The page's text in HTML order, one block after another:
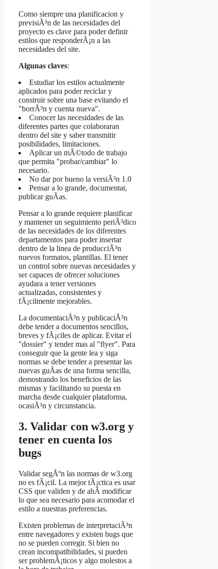
Como siempre una planificacion y
previsiÃ³n de las necesidades del
proyecto es clave para poder definir
estilos que responderÃ¡n a las
necesidades del site.
Algunas claves:
Estudiar los estilos actualmente
aplicados para poder reciclar y
construir sobre una base evitando el
"borrÃ³n y cuenta nueva".
Conocer las necesidades de las
diferentes partes que colaboraran
dentro del site y saber transmitir
posibilidades, limitaciones.
Aplicar un mÃ©todo de trabajo
que permita "probar/cambiar" lo
necesario.
No dar por bueno la versiÃ³n 1.0
Pensar a lo grande, documentar,
publicar guÃ­as.
Pensar a lo grande requiere planificar
y mantener un seguimiento periÃ³dico
de las necesidades de los diferentes
departamentos para poder insertar
dentro de la linea de producciÃ³n
nuevos formatos, plantillas. El tener
un control sobre nuevas necesidades y
ser capaces de ofrecer soluciones
ayudara a tener versiones
actualizadas, consistentes y
fÃ¡cilmente mejorables.
La documentaciÃ³n y publicaciÃ³n
debe tender a documentos sencillos,
breves y fÃ¡ciles de aplicar. Evitar el
"dossier" y tender mas al "flyer". Para
conseguir que la gente lea y siga
normas se debe tender a presentar las
nuevas guÃ­as de una forma sencilla,
demostrando los beneficios de las
mismas y facilitando su puesta en
marcha desde cualquier plataforma,
ocasiÃ³n y circunstancia.
3. Validar con w3.org y
tener en cuenta los
bugs
Validar segÃºn las normas de w3.org
no es fÃ¡cil. La mejor tÃ¡ctica es usar
CSS que validen y de ahÃ­ modificar
lo que sea necesario para acomodar el
estilo a nuestras preferencias.
Existen problemas de interpretaciÃ³n
entre navegadores y existen bugs que
no se pueden corregir. Si bien no
crean incompatibilidades, si pueden
ser problemÃ¡ticos y algo molestos a